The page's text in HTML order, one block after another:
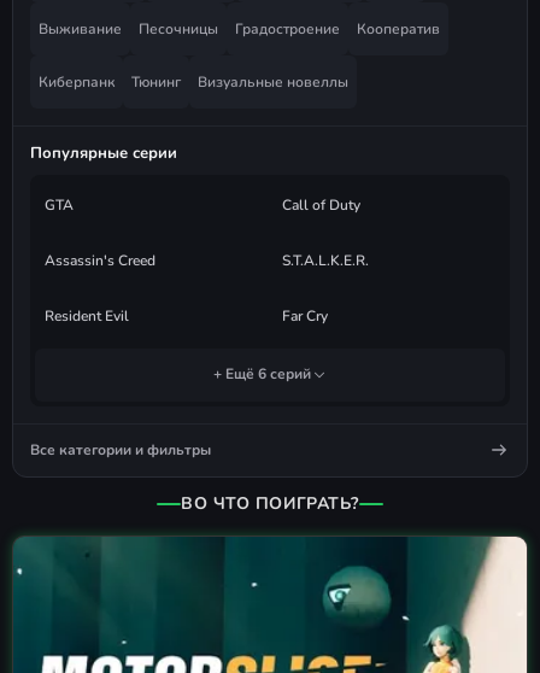
Выживание Песочницы Градостроение Кооператив
Киберпанк Тюнинг Визуальные новеллы
Популярные серии
GTA Call of Duty
Assassin's Creed S.T.A.L.K.E.R.
Resident Evil Far Cry
+ Ещё 6 серий
Все категории и фильтры
ВО ЧТО ПОИГРАТЬ?